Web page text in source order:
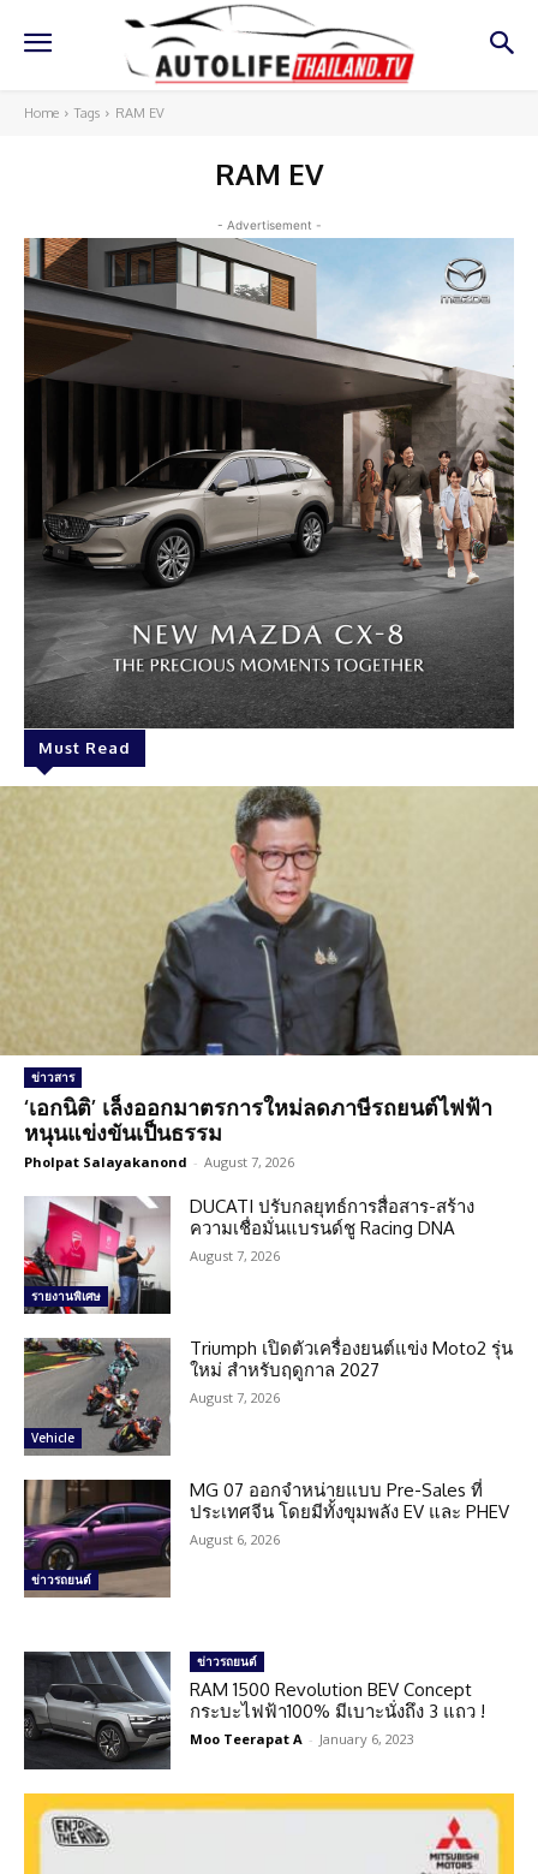
Home Tags RAM EV
RAM EV
- Advertisement -
Must Read
ข่าวสาร
‘เอกนิติ’ เล็งออกมาตรการใหม่ลดภาษีรถยนต์ไฟฟ้า
หนุนแข่งขันเป็นธรรม
Pholpat Salayakanond - August 7, 2026
รายงานพิเศษ
DUCATI ปรับกลยุทธ์การสื่อสาร-สร้าง
ความเชื่อมั่นแบรนด์ชู Racing DNA
August 7, 2026
Vehicle
Triumph เปิดตัวเครื่องยนต์แข่ง Moto2 รุ่น
ใหม่ สำหรับฤดูกาล 2027
August 7, 2026
ข่าวรถยนต์
MG 07 ออกจำหน่ายแบบ Pre-Sales ที่
ประเทศจีน โดยมีทั้งขุมพลัง EV และ PHEV
August 6, 2026
ข่าวรถยนต์
RAM 1500 Revolution BEV Concept
กระบะไฟฟ้า100% มีเบาะนั่งถึง 3 แถว !
Moo Teerapat A - January 6, 2023